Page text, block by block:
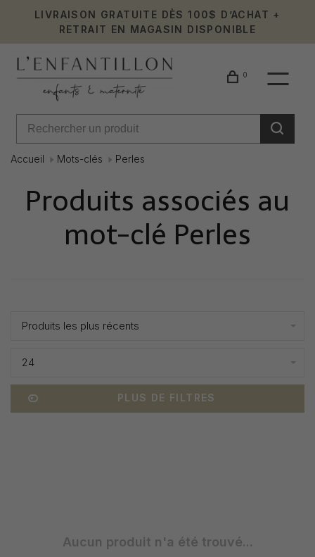
LIVRAISON GRATUITE DÈS 100$ D’ACHAT +
RETRAIT EN MAGASIN DISPONIBLE
0
Accueil Mots-clés Perles
Produits associés au
mot-clé Perles
Produits les plus récents
24
PLUS DE FILTRES
Aucun produit n'a été trouvé...